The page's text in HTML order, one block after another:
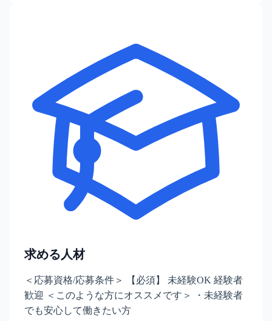
求める人材
＜応募資格/応募条件＞ 【必須】 未経験OK 経験者
歓迎 ＜このような方にオススメです＞ ・未経験者
でも安心して働きたい方